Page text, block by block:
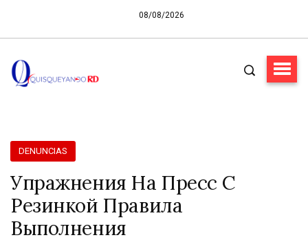
08/08/2026
DENUNCIAS
Упражнения На Пресс С
Резинкой Правила
Выполнения